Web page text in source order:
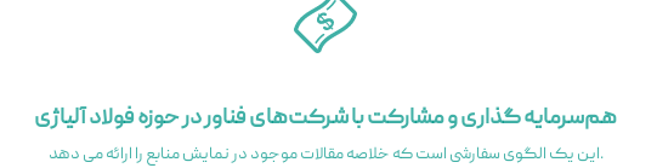
هم‌سرمایه گذاری و مشارکت با شرکت‌های فناور در حوزه فولاد آلیاژی
این یک الگوی سفارشی است که خلاصه مقالات موجود در نمایش منابع را ارائه می دهد.